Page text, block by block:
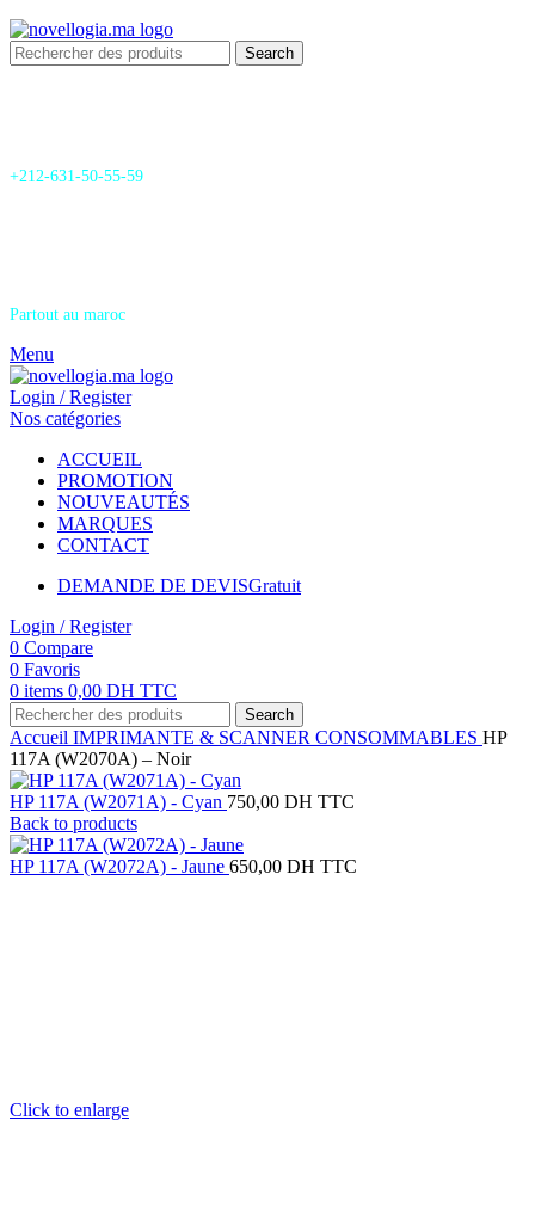
Search
+212-631-50-55-59
Partout au maroc
Menu
Login / Register
Nos catégories
ACCUEIL
PROMOTION
NOUVEAUTÉS
MARQUES
CONTACT
DEMANDE DE DEVISGratuit
Login / Register
0 Compare
0 Favoris
0 items 0,00 DH TTC
Search
Accueil IMPRIMANTE & SCANNER CONSOMMABLES HP
117A (W2070A) – Noir
HP 117A (W2071A) - Cyan 750,00 DH TTC
Back to products
HP 117A (W2072A) - Jaune 650,00 DH TTC
Click to enlarge